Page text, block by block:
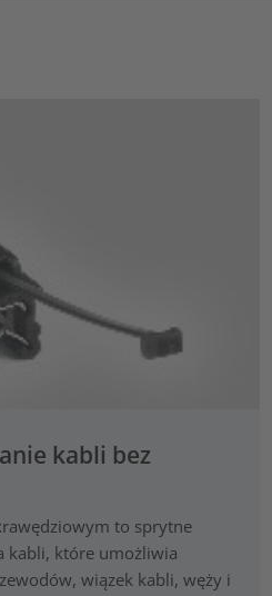
kabli bez
to sprytne
kabli, które umożliwia
wiązek kabli, węży i